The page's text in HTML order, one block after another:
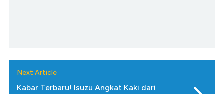
Next Article
Kabar Terbaru! Isuzu Angkat Kaki dari